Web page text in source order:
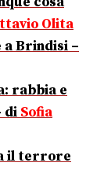
Olita
a Brindisi –
rabbia e
di Sofia
il terrore